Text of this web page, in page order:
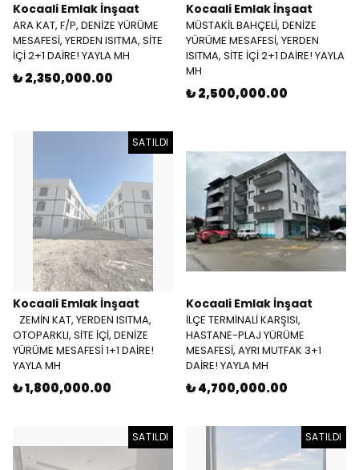
Kocaali Emlak İnşaat
ARA KAT, F/P, DENİZE YÜRÜME
MESAFESİ, YERDEN ISITMA, SİTE
İÇİ 2+1 DAİRE! YAYLA MH
₺ 2,350,000.00
Kocaali Emlak İnşaat
MÜSTAKİL BAHÇELİ, DENİZE
YÜRÜME MESAFESİ, YERDEN
ISITMA, SİTE İÇİ 2+1 DAİRE! YAYLA
MH
₺ 2,500,000.00
SATILDI
Kocaali Emlak İnşaat
ZEMİN KAT, YERDEN ISITMA,
OTOPARKLI, SİTE İÇİ, DENİZE
YÜRÜME MESAFESİ 1+1 DAİRE!
YAYLA MH
₺ 1,800,000.00
Kocaali Emlak İnşaat
İLÇE TERMİNALİ KARŞISI,
HASTANE-PLAJ YÜRÜME
MESAFESİ, AYRI MUTFAK 3+1
DAİRE! YAYLA MH
₺ 4,700,000.00
SATILDI SATILDI